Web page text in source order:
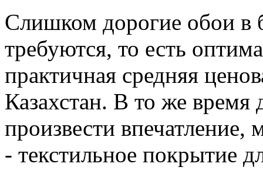
Слишком дорогие обои в
требуются, то есть
практичная средняя
Казахстан. В то же время
произвести
- текстильное покрытие